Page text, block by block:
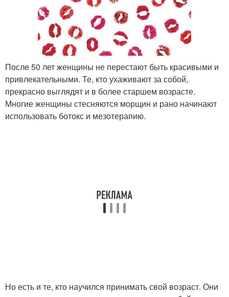
После 50 лет женщины не перестают быть красивыми и
привлекательными. Те, кто ухаживают за собой,
прекрасно выглядят и в более старшем возрасте.
Многие женщины стесняются морщин и рано начинают
использовать ботокс и мезотерапию.
Но есть и те, кто научился принимать свой возраст. Они